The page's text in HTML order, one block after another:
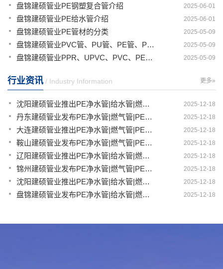
2025-06-01
盘锦建硕管业PE钢塑复合管介绍
2025-06-01
盘锦建硕管业PE给水管介绍
2025-05-09
盘锦建硕管业PE管材的分类
2025-05-09
盘锦建硕管业PVC管、PU管、PE管、PP管有那些区别
2025-05-09
盘锦建硕管业PPR、UPVC、PVC、PERT、PE、HDPE塑料管材详解
更多»
行业资讯 / Industry Information
2025-12-18
沈阳建硕管业推出PE净水管|给水管|燃气管|PERT供热管|电力护套管一体化智造解决方案
2025-12-18
丹东建硕管业发布PE净水管|燃气管|PERT供热管|电力护套管|农田灌溉管智能生产新范式
2025-12-18
大连建硕管业推出PE净水管|燃气管|PERT供热管|电力护套管|农田灌溉管融合智造新生态
2025-12-18
鞍山建硕管业发布PE净水管|燃气管|PERT供热管|电力护套管|农田灌溉管全链路应用新方案
2025-12-18
辽阳建硕管业推出PE净水管|给水管|燃气管|PERT供热管|电力护套管多维融合智造平台
2025-12-18
锦州建硕管业发布PE净水管|燃气管|PERT供热管|电力护套管|农田灌溉管智慧应用生态体系
2025-12-18
沈阳建硕管业推出PE净水管|给水管|燃气管|PERT供热管|电力护套管一体化智造方案
2025-12-18
盘锦建硕管业发布PE净水管|给水管|燃气管|PERT供热管|电力护套管智慧生产新范式